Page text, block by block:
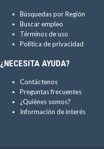
Búsquedas por Región
Buscar empleo
Términos de uso
Política de privacidad
¿NECESITA AYUDA?
Contáctenos
Preguntas frecuentes
¿Quiénes somos?
Información de interés